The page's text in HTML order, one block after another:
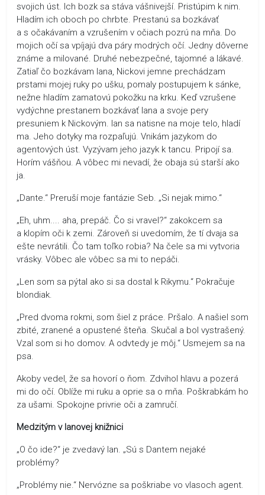
svojich úst. Ich bozk sa stáva vášnivejší. Pristúpim k nim.
Hladím ich oboch po chrbte. Prestanú sa bozkávať
a s očakávaním a vzrušením v očiach pozrú na mňa. Do
mojich očí sa vpíjajú dva páry modrých očí. Jedny dôverne
známe a milované. Druhé nebezpečné, tajomné a lákavé.
Zatiaľ čo bozkávam Iana, Nickovi jemne prechádzam
prstami mojej ruky po ušku, pomaly postupujem k sánke,
nežne hladím zamatovú pokožku na krku. Keď vzrušene
vydýchne prestanem bozkávať Iana a svoje pery
presuniem k Nickovým. Ian sa natisne na moje telo, hladí
ma. Jeho dotyky ma rozpaľujú. Vnikám jazykom do
agentových úst. Vyzývam jeho jazyk k tancu. Pripojí sa.
Horím vášňou. A vôbec mi nevadí, že obaja sú starší ako
ja.
„Dante.“ Preruší moje fantázie Seb. „Si nejak mimo.“
„Eh, uhm.... aha, prepáč. Čo si vravel?“ zakokcem sa
a klopím oči k zemi. Zároveň si uvedomím, že tí dvaja sa
ešte nevrátili. Čo tam toľko robia? Na čele sa mi vytvoria
vrásky. Vôbec ale vôbec sa mi to nepáči.
„Len som sa pýtal ako si sa dostal k Rikymu.“ Pokračuje
blondiak.
„Pred dvoma rokmi, som šiel z práce. Pršalo. A našiel som
zbité, zranené a opustené šteňa. Skučal a bol vystrašený.
Vzal som si ho domov. A odvtedy je môj.“ Usmejem sa na
psa.
Akoby vedel, že sa hovorí o ňom. Zdvihol hlavu a pozerá
mi do očí. Oblíže mi ruku a oprie sa o mňa. Poškrabkám ho
za ušami. Spokojne privrie oči a zamručí.
Medzitým v Ianovej knižnici
„O čo ide?“ je zvedavý Ian. „Sú s Dantem nejaké
problémy?
„Problémy nie.“ Nervózne sa poškriabe vo vlasoch agent.